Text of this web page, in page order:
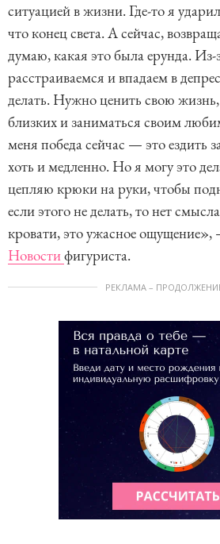
ситуацией в жизни. Где-то я
что конец света. А сейчас,
думаю, какая это была ерунда.
расстраиваемся и впадаем в
делать. Нужно ценить свою
близких и заниматься своим
меня победа сейчас — это ездить
хоть и медленно. Но я могу это
цепляю крюки на руки, чтобы
если этого не делать, то нет
кровати, это ужасное
Новостифигуриста.
РЕКЛАМА –